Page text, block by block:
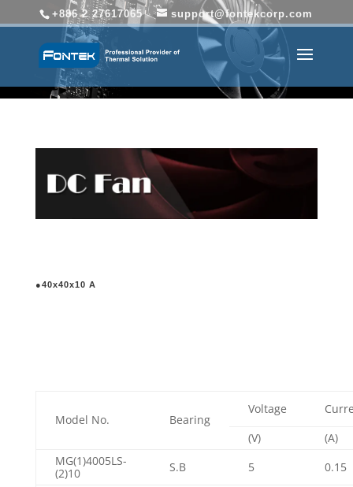
+886 2 27617065 support@fontekcorp.com
●40x40x10 A
Model No. Bearing
Voltage
(V)
(A)
MG(1)4005LS-
(2)10
S.B 5
0.15